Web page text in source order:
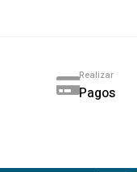
Realizar
Pagos